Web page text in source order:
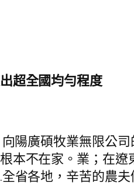
超全國均勻程度
陽廣碩牧業無限公
本不在家。業；在
省各地，辛苦的農